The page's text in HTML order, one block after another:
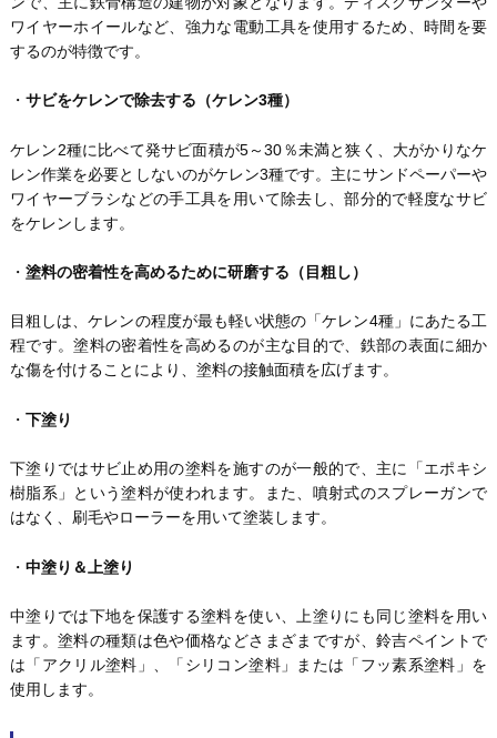
ワイヤーホイールなど、強力な電動工具を使用するため、時間を要
するのが特徴です。
・ サビをケレンで除去する（ケレン3種）
ケレン2種に比べて発サビ面積が5～30％未満と狭く、大がかりなケ
レン作業を必要としないのがケレン3種です。主にサンドペーパーや
ワイヤーブラシなどの手工具を用いて除去し、部分的で軽度なサビ
をケレンします。
・ 塗料の密着性を高めるために研磨する（目粗し）
目粗しは、ケレンの程度が最も軽い状態の「ケレン4種」にあたる工
程です。塗料の密着性を高めるのが主な目的で、鉄部の表面に細か
な傷を付けることにより、塗料の接触面積を広げます。
・ 下塗り
下塗りではサビ止め用の塗料を施すのが一般的で、主に「エポキシ
樹脂系」という塗料が使われます。また、噴射式のスプレーガンで
はなく、刷毛やローラーを用いて塗装します。
・ 中塗り＆上塗り
中塗りでは下地を保護する塗料を使い、上塗りにも同じ塗料を用い
ます。塗料の種類は色や価格などさまざまですが、鈴吉ペイントで
は「アクリル塗料」、「シリコン塗料」または「フッ素系塗料」を
使用します。